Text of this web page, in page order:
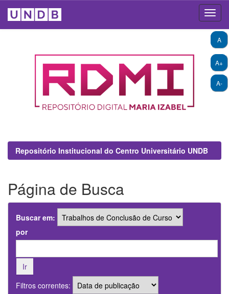
A+
A-
A
Repositório Institucional do Centro Universitário UNDB
Página de Busca
Buscar em:
por
Filtros correntes: